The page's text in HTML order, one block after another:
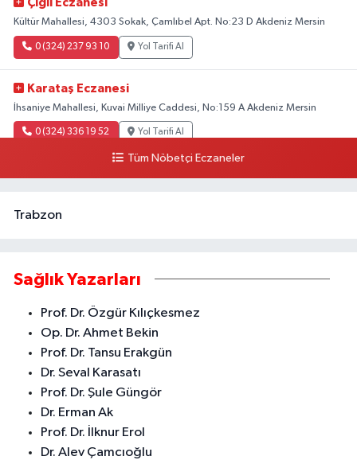
Çığlı Eczanesi
Kültür Mahallesi, 4303 Sokak, Çamlıbel Apt. No:23 D Akdeniz Mersin
0 (324) 237 93 10 Yol Tarifi Al
Karataş Eczanesi
İhsaniye Mahallesi, Kuvai Milliye Caddesi, No:159 A Akdeniz Mersin
0 (324) 336 19 52 Yol Tarifi Al
Tüm Nöbetçi Eczaneler
Trabzon
Sağlık Yazarları
Prof. Dr. Özgür Kılıçkesmez
Op. Dr. Ahmet Bekin
Prof. Dr. Tansu Erakgün
Dr. Seval Karasatı
Prof. Dr. Şule Güngör
Dr. Erman Ak
Prof. Dr. İlknur Erol
Dr. Alev Çamcıoğlu